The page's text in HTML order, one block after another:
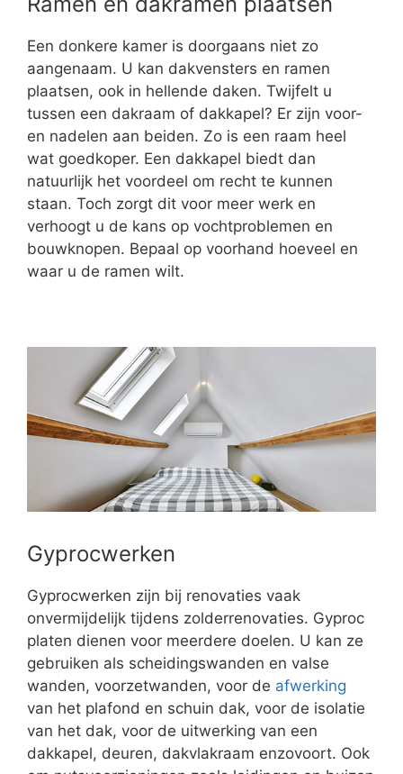
Een donkere kamer is doorgaans niet zo
aangenaam. U kan dakvensters en ramen
plaatsen, ook in hellende daken. Twijfelt u
tussen een dakraam of dakkapel? Er zijn voor-
en nadelen aan beiden. Zo is een raam heel
wat goedkoper. Een dakkapel biedt dan
natuurlijk het voordeel om recht te kunnen
staan. Toch zorgt dit voor meer werk en
verhoogt u de kans op vochtproblemen en
bouwknopen. Bepaal op voorhand hoeveel en
waar u de ramen wilt.
Gyprocwerken
Gyprocwerken zijn bij renovaties vaak
onvermijdelijk tijdens zolderrenovaties. Gyproc
platen dienen voor meerdere doelen. U kan ze
gebruiken als scheidingswanden en valse
wanden, voorzetwanden, voor de afwerking
van het plafond en schuin dak, voor de isolatie
van het dak, voor de uitwerking van een
dakkapel, deuren, dakvlakraam enzovoort. Ook